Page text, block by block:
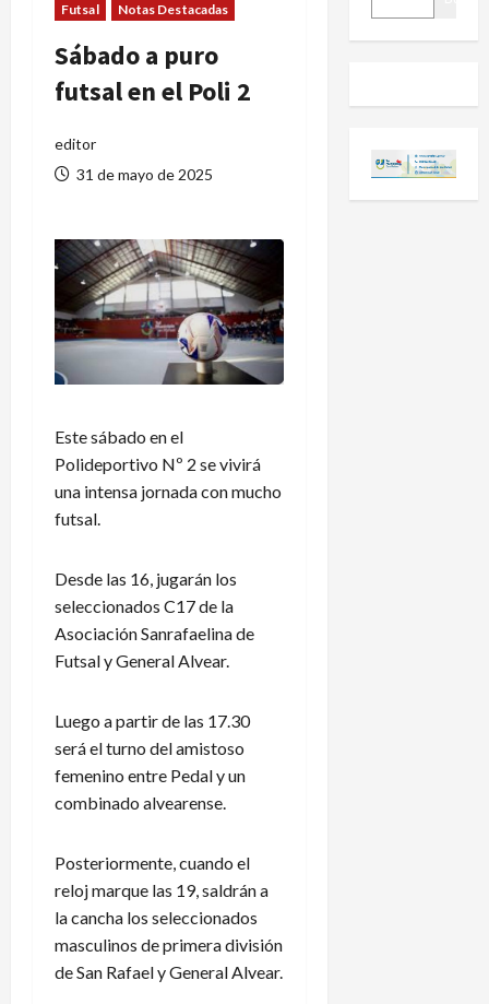
Futsal Notas Destacadas
Sábado a puro
futsal en el Poli 2
editor
31 de mayo de 2025
Este sábado en el
Polideportivo Nº 2 se vivirá
una intensa jornada con mucho
futsal.
Desde las 16, jugarán los
seleccionados C17 de la
Asociación Sanrafaelina de
Futsal y General Alvear.
Luego a partir de las 17.30
será el turno del amistoso
femenino entre Pedal y un
combinado alvearense.
Posteriormente, cuando el
reloj marque las 19, saldrán a
la cancha los seleccionados
masculinos de primera división
de San Rafael y General Alvear.